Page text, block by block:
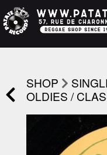
SHOP
OLDIES /